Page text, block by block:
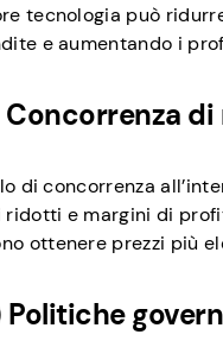
tecnologia può
e aumentando i
di concorrenza
ridotti e margini di
ottenere prezzi più